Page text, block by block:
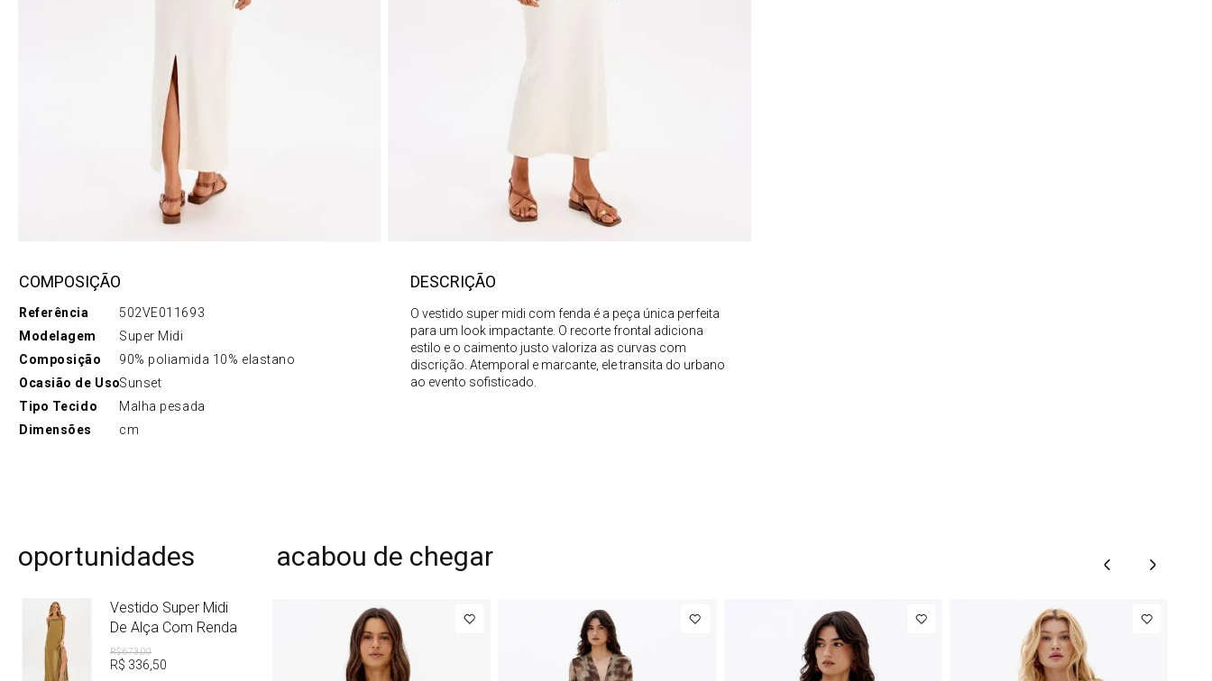
COMPOSIÇÃO
Referência
502VE011693
Modelagem
Super Midi
Composição
90% poliamida 10% elastano
Ocasião de UsoSunset
Tipo Tecido
Malha pesada
Dimensões
cm
DESCRIÇÃO
O vestido super midi com fenda é a peça única perfeita
para um look impactante. O recorte frontal adiciona
estilo e o caimento justo valoriza as curvas com
discrição. Atemporal e marcante, ele transita do urbano
ao evento sofisticado.
oportunidades
Vestido Super Midi
De Alça Com Renda
R$673,00
R$ 336 50
acabou de chegar